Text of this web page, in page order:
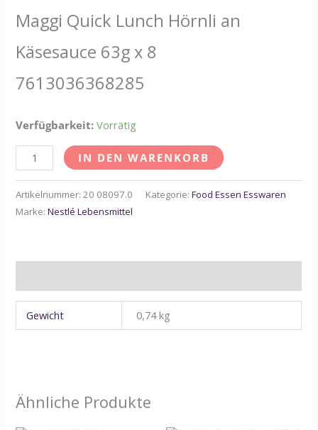
Maggi Quick Lunch Hörnli an
Käsesauce 63g x 8
7613036368285
Verfügbarkeit: Vorrätig
IN DEN WARENKORB
Artikelnummer:20 08097.0 Kategorie:Food Essen Esswaren
Marke:Nestlé Lebensmittel
Gewicht 0,74 kg
Ähnliche Produkte